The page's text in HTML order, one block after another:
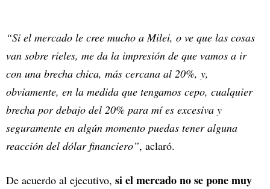
“Si el mercado le cree mucho a Milei, o ve que las cosas
van sobre rieles, me da la impresión de que vamos a ir
con una brecha chica, más cercana al 20%, y,
obviamente, en la medida que tengamos cepo, cualquier
brecha por debajo del 20% para mí es excesiva y
seguramente en algún momento puedas tener alguna
reacción del dólar financiero”, aclaró.
De acuerdo al ejecutivo, si el mercado no se pone muy